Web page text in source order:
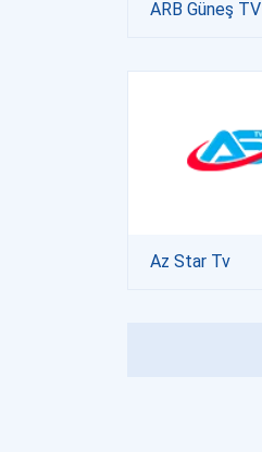
ARB Güneş TV
Az Star Tv